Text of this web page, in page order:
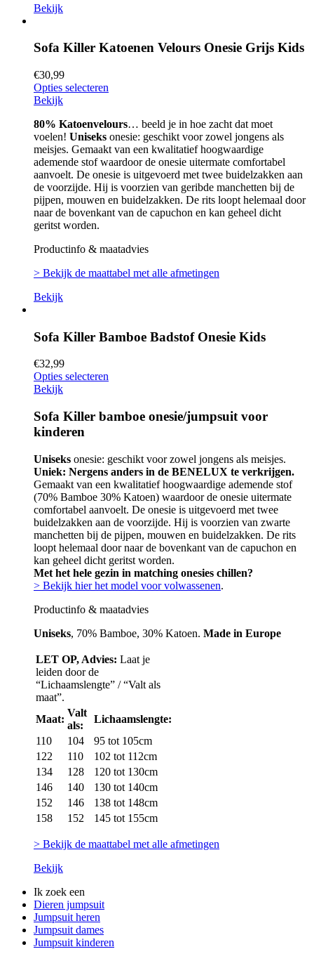
Bekijk
Sofa Killer Katoenen Velours Onesie Grijs Kids
€30,99
Opties selecteren
Bekijk
80% Katoenvelours… beeld je in hoe zacht dat moet
voelen! Uniseks onesie: geschikt voor zowel jongens als
meisjes. Gemaakt van een kwalitatief hoogwaardige
ademende stof waardoor de onesie uitermate comfortabel
aanvoelt. De onesie is uitgevoerd met twee buidelzakken aan
de voorzijde. Hij is voorzien van geribde manchetten bij de
pijpen, mouwen en buidelzakken. De rits loopt helemaal door
naar de bovenkant van de capuchon en kan geheel dicht
geritst worden.
Productinfo & maatadvies
> Bekijk de maattabel met alle afmetingen
Bekijk
Sofa Killer Bamboe Badstof Onesie Kids
€32,99
Opties selecteren
Bekijk
Sofa Killer bamboe onesie/jumpsuit voor
kinderen
Uniseks onesie: geschikt voor zowel jongens als meisjes.
Uniek: Nergens anders in de BENELUX te verkrijgen.
Gemaakt van een kwalitatief hoogwaardige ademende stof
(70% Bamboe 30% Katoen) waardoor de onesie uitermate
comfortabel aanvoelt. De onesie is uitgevoerd met twee
buidelzakken aan de voorzijde. Hij is voorzien van zwarte
manchetten bij de pijpen, mouwen en buidelzakken. De rits
loopt helemaal door naar de bovenkant van de capuchon en
kan geheel dicht geritst worden.
Met het hele gezin in matching onesies chillen?
> Bekijk hier het model voor volwassenen.
Productinfo & maatadvies
Uniseks, 70% Bamboe, 30% Katoen. Made in Europe
LET OP, Advies: Laat je
leiden door de
“Lichaamslengte” / “Valt als
maat”.
Maat:
Valt
als:
Lichaamslengte:
110
104
95 tot 105cm
122
110
102 tot 112cm
134
128
120 tot 130cm
146
140
130 tot 140cm
152
146
138 tot 148cm
158
152 145 tot 155cm
> Bekijk de maattabel met alle afmetingen
Bekijk
Ik zoek een
Dieren jumpsuit
Jumpsuit heren
Jumpsuit dames
Jumpsuit kinderen